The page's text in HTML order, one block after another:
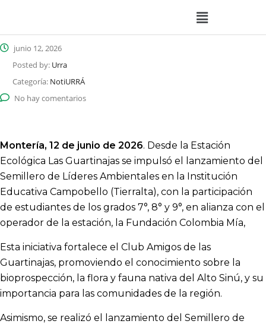
junio 12, 2026
Posted by: Urra
Categoría: NotiURRÁ
No hay comentarios
Montería, 12 de junio de 2026. Desde la Estación
Ecológica Las Guartinajas se impulsó el lanzamiento del
Semillero de Líderes Ambientales en la Institución
Educativa Campobello (Tierralta), con la participación
de estudiantes de los grados 7°, 8° y 9°, en alianza con el
operador de la estación, la Fundación Colombia Mía,
Esta iniciativa fortalece el Club Amigos de las
Guartinajas, promoviendo el conocimiento sobre la
bioprospección, la flora y fauna nativa del Alto Sinú, y su
importancia para las comunidades de la región.
Asimismo, se realizó el lanzamiento del Semillero de